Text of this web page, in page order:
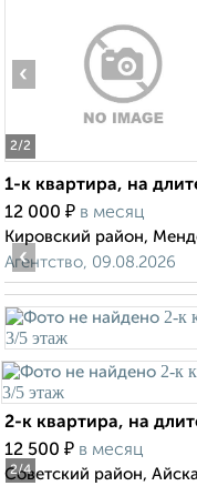
2/2
‹
1-к квартира, на
12 000 ₽ в месяц
Кировский район,
Агентство, 09.08.2026
2/4
‹
2-к квартира, на
12 500 ₽ в месяц
Советский район,